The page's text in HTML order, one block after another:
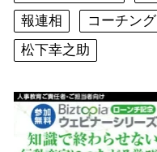
報連相
コーチング
松下幸之助